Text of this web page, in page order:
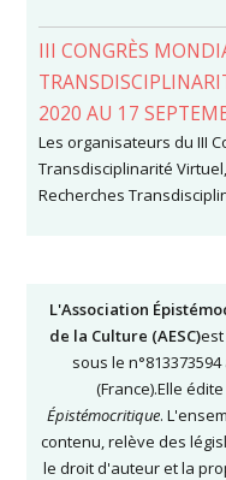
III CONGRÈS
2020 AU 17
Les organisateurs du III
Transdisciplinarité
Recherches
L'Association
de la Culture (AESC)est
sous le
(France).Elle
Épistémocritique.
contenu, relève des
le droit d'auteur et la